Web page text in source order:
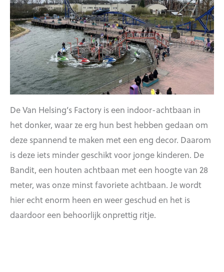
De Van Helsing’s Factory is een indoor-achtbaan in
het donker, waar ze erg hun best hebben gedaan om
deze spannend te maken met een eng decor. Daarom
is deze iets minder geschikt voor jonge kinderen. De
Bandit, een houten achtbaan met een hoogte van 28
meter, was onze minst favoriete achtbaan. Je wordt
hier echt enorm heen en weer geschud en het is
daardoor een behoorlijk onprettig ritje.